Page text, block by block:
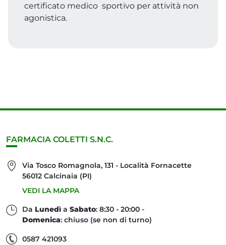
certificato medico sportivo per attività non
agonistica.
FARMACIA COLETTI S.N.C.
Via Tosco Romagnola, 131 - Località Fornacette
56012 Calcinaia (PI)
VEDI LA MAPPA
Da Lunedì a Sabato: 8:30 - 20:00 -
Domenica: chiuso (se non di turno)
0587 421093